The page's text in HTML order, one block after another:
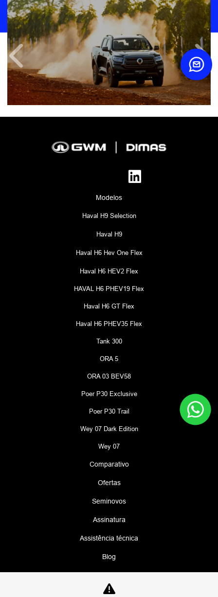
Anterior
Modelos
Haval H9 Selection
Haval H9
Haval H6 Hev One Flex
Haval H6 HEV2 Flex
HAVAL H6 PHEV19 Flex
Haval H6 GT Flex
Haval H6 PHEV35 Flex
Tank 300
ORA 5
ORA 03 BEV58
Poer P30 Exclusive
Poer P30 Trail
Wey 07 Dark Edition
Wey 07
Comparativo
Ofertas
Seminovos
Assinatura
Assistência técnica
Blog
No trânsito, enxergar o outro salva vidas.